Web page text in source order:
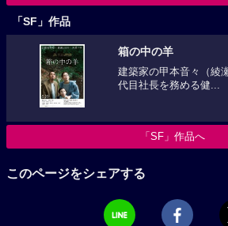
「SF」作品
箱の中の羊
建築家の甲本音々（綾
代目社長を務める健...
「SF」作品へ
このページをシェアする